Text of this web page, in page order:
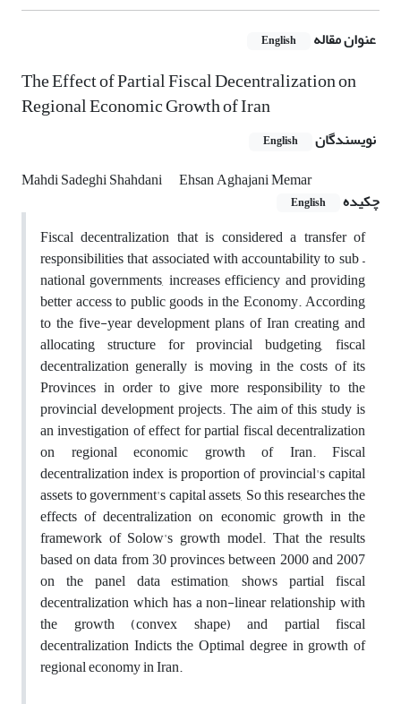
عنوان مقاله English
The Effect of Partial Fiscal Decentralization on
Regional Economic Growth of Iran
نویسندگان English
Mahdi Sadeghi Shahdani
Ehsan Aghajani Memar
چکیده
English
Fiscal decentralization that is considered a transfer of
responsibilities that associated with accountability to sub –
national governments, increases efficiency and providing
better access to public goods in the Economy. According
to the five-year development plans of Iran creating and
allocating structure for provincial budgeting, fiscal
decentralization generally is moving in the costs of its
Provinces in order to give more responsibility to the
provincial development projects. The aim of this study is
an investigation of effect for partial fiscal decentralization
on regional economic growth of Iran. Fiscal
decentralization index is proportion of provincial's capital
assets to government's capital assets, So this researches the
effects of decentralization on economic growth in the
framework of Solow's growth model. That the results
based on data from 30 provinces between 2000 and 2007
on the panel data estimation, shows partial fiscal
decentralization which has a non-linear relationship with
the growth (convex shape) and partial fiscal
decentralization Indicts the Optimal degree in growth of
regional economy in Iran.